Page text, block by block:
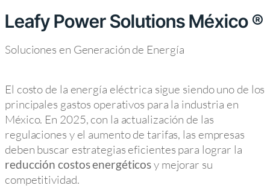
Leafy Power Solutions México ®
Soluciones en Generación de Energía
El costo de la energía eléctrica sigue siendo uno de los
principales gastos operativos para la industria en
México. En 2025, con la actualización de las
regulaciones y el aumento de tarifas, las empresas
deben buscar estrategias eficientes para lograr la
reducción costos energéticosy mejorar su
competitividad.